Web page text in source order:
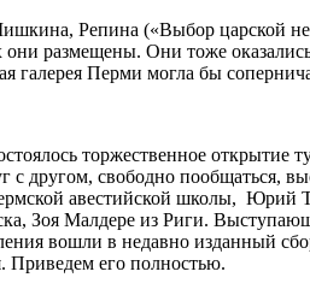
Репина («Выбор царской
размещены. Они тоже
галерея Перми могла бы
торжественное открытие
другом, свободно пообщаться,
авестийской школы, Юрий
Зоя Малдере из Риги.
вошли в недавно изданный
Приведем его полностью.